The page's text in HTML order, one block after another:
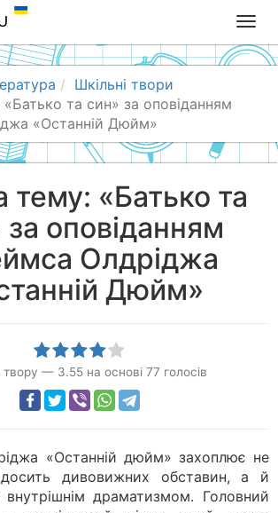
T
o
g
n
a
i
Шкільні твори
«Батько та син» за оповіданням
«Останній Дюйм»
тему: «Батько та
за оповіданням
Олдріджа
Дюйм»
твору — 3.55на основі 77 голосів
«Останній дюйм» захоплює не
досить дивовижних обставин, а й
драматизмом. Головний